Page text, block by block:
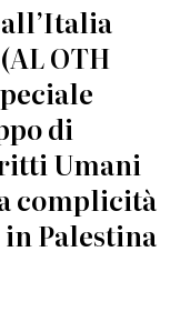
OTH
di
Umani
complicità
Palestina